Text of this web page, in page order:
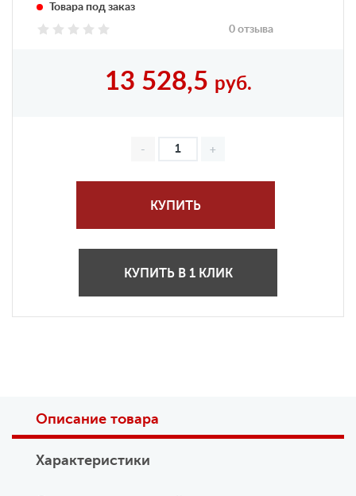
Товара под заказ
0 отзыва
13 528,5 руб.
КУПИТЬ
КУПИТЬ В 1 КЛИК
Описание товара
Характеристики